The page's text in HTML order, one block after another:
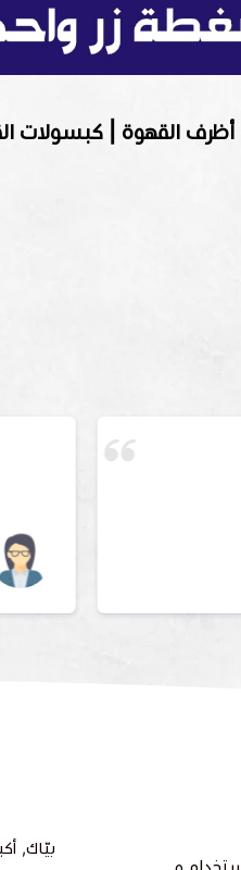
أظرف القهوة | كبسولات
و
بيّاك,